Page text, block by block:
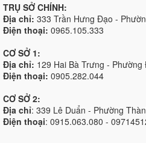
TRỤ SỞ CHÍNH:
Địa chỉ: 333 Trần Hưng Đạo -
Điện thoại: 0965.105.333
CƠ SỞ 1:
Địa chỉ: 129 Hai Bà Trưng -
Điện thoại: 0905.282.044
CƠ SỞ 2:
Địa chỉ: 339 Lê Duẩn - Phường
Điện thoại: 0915.063.080 -